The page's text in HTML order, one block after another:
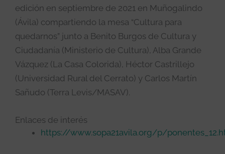
edición en septiembre de 2021 en Muñogalindo
(Ávila) compartiendo la mesa “Cultura para
quedarnos” junto a Benito Burgos de Cultura y
Ciudadanía (Ministerio de Cultura), Alba Grande
Vázquez (La Casa Colorida), Héctor Castrillejo
(Universidad Rural del Cerrato) y Carlos Martín
Sañudo (Terra Levis/MASAV).
Enlaces de interés
https://www.sopa21avila.org/p/